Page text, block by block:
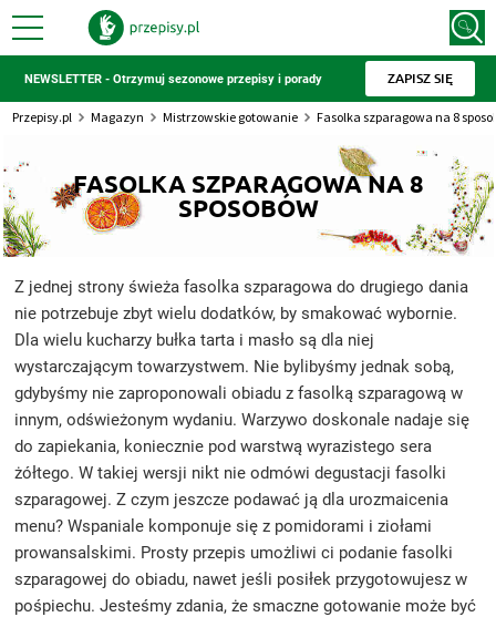
NEWSLETTER - Otrzymuj sezonowe przepisy i porady ZAPISZ SIĘ
Przepisy.pl Magazyn Mistrzowskie gotowanie Fasolka szparagowa na 8
FASOLKA SZPARAGOWA NA 8
SPOSOBÓW
Z jednej strony świeża fasolka szparagowa do drugiego dania
nie potrzebuje zbyt wielu dodatków, by smakować wybornie.
Dla wielu kucharzy bułka tarta i masło są dla niej
wystarczającym towarzystwem. Nie bylibyśmy jednak sobą,
gdybyśmy nie zaproponowali obiadu z fasolką szparagową w
innym, odświeżonym wydaniu. Warzywo doskonale nadaje się
do zapiekania, koniecznie pod warstwą wyrazistego sera
żółtego. W takiej wersji nikt nie odmówi degustacji fasolki
szparagowej. Z czym jeszcze podawać ją dla urozmaicenia
menu? Wspaniale komponuje się z pomidorami i ziołami
prowansalskimi. Prosty przepis umożliwi ci podanie fasolki
szparagowej do obiadu, nawet jeśli posiłek przygotowujesz w
pośpiechu. Jesteśmy zdania, że smaczne gotowanie może być